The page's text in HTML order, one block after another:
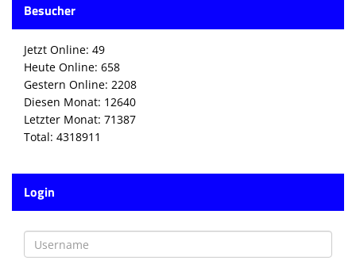
Besucher
Jetzt Online: 49
Heute Online: 658
Gestern Online: 2208
Diesen Monat: 12640
Letzter Monat: 71387
Total: 4318911
Login